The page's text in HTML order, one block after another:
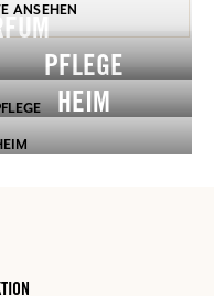
ANSEHEN
PFLEGE
HEIM